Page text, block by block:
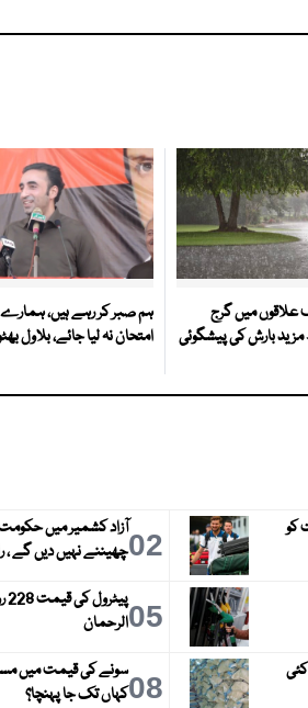
میں گرج
بارش کی پیشگوئی
ہم صبر کر رہے ہیں،
امتحان نہ لیا جائے، بلاول
این او سی 19 اگست کو
02آزاد کشمیر میں
چھیننے نہیں دیں گے ،
05الرحمان
08سونے کی قیمت میں
کہاں تک جا پہنچا؟